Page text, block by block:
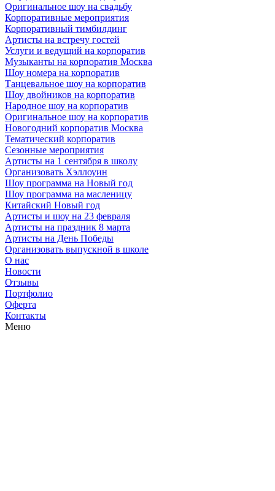
Оригинальное шоу на свадьбу
Корпоративные мероприятия
Корпоративный тимбилдинг
Артисты на встречу гостей
Услуги и ведущий на корпоратив
Музыканты на корпоратив Москва
Шоу номера на корпоратив
Танцевальное шоу на корпоратив
Шоу двойников на корпоратив
Народное шоу на корпоратив
Оригинальное шоу на корпоратив
Новогодний корпоратив Москва
Тематический корпоратив
Сезонные мероприятия
Артисты на 1 сентября в школу
Организовать Хэллоуин
Шоу программа на Новый год
Шоу программа на масленицу
Китайский Новый год
Артисты и шоу на 23 февраля
Артисты на праздник 8 марта
Артисты на День Победы
Организовать выпускной в школе
О нас
Новости
Отзывы
Портфолио
Оферта
Контакты
Меню